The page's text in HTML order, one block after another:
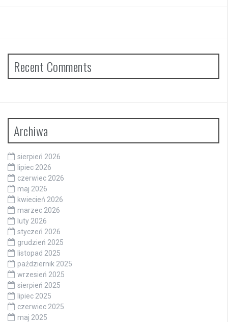
Recent Comments
Archiwa
sierpień 2026
lipiec 2026
czerwiec 2026
maj 2026
kwiecień 2026
marzec 2026
luty 2026
styczeń 2026
grudzień 2025
listopad 2025
październik 2025
wrzesień 2025
sierpień 2025
lipiec 2025
czerwiec 2025
maj 2025